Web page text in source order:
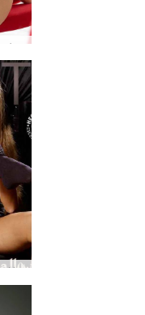
Alya siyah Cadılar Bayramı